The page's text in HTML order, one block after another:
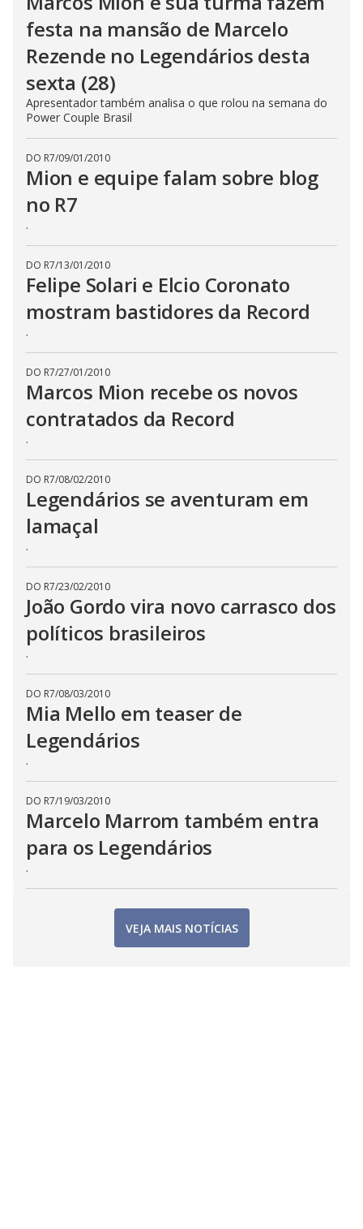
festa na mansão de Marcelo
Rezende no Legendários desta
sexta (28)
Apresentador também analisa o que rolou na semana do
Power Couple Brasil
DO R7/09/01/2010
Mion e equipe falam sobre blog
no R7
.
DO R7/13/01/2010
Felipe Solari e Elcio Coronato
mostram bastidores da Record
.
DO R7/27/01/2010
Marcos Mion recebe os novos
contratados da Record
.
DO R7/08/02/2010
Legendários se aventuram em
lamaçal
.
DO R7/23/02/2010
João Gordo vira novo carrasco dos
políticos brasileiros
.
DO R7/08/03/2010
Mia Mello em teaser de
Legendários
.
DO R7/19/03/2010
Marcelo Marrom também entra
para os Legendários
.
VEJA MAIS NOTÍCIAS